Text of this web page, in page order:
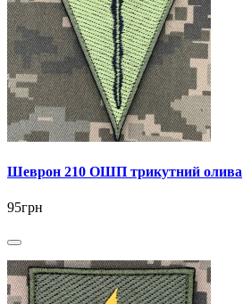
Шеврон 210 ОШП трикутний олива
95грн